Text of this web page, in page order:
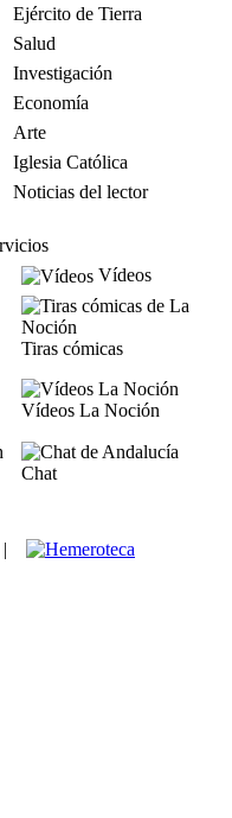
Ejército de Tierra
Salud
Investigación
Economía
Arte
Iglesia Católica
Noticias del lector
Vídeos
Tiras cómicas
Vídeos La Noción
Chat
|